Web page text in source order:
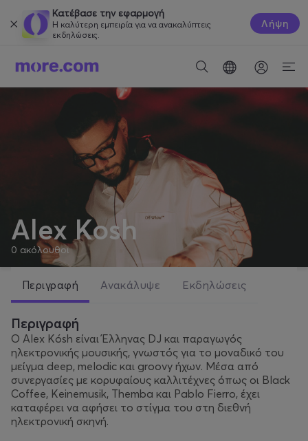
Κατέβασε την εφαρμογή
Η καλύτερη εμπειρία για να ανακαλύπτεις
εκδηλώσεις.
Λήψη
Alex Kosh
0 ακόλουθοι
Περιγραφή Ανακάλυψε Εκδηλώσεις
Περιγραφή
Ο Alex Kósh είναι Έλληνας DJ και παραγωγός
ηλεκτρονικής μουσικής, γνωστός για το μοναδικό του
μείγμα deep, melodic και groovy ήχων. Μέσα από
συνεργασίες με κορυφαίους καλλιτέχνες όπως οι Black
Coffee, Keinemusik, Themba και Pablo Fierro, έχει
καταφέρει να αφήσει το στίγμα του στη διεθνή
ηλεκτρονική σκηνή.